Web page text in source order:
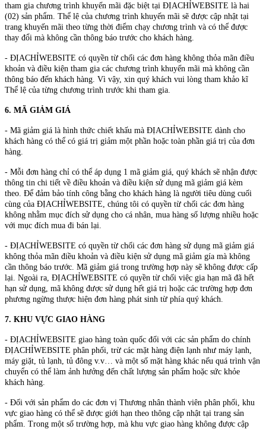
tham gia chương trình khuyến mãi đặc biệt tại ĐỊACHỈWEBSITE là hai
(02) sản phẩm. Thể lệ của chương trình khuyến mãi sẽ được cập nhật tại
trang khuyến mãi theo từng thời điểm chạy chương trình và có thể được
thay đổi mà không cần thông báo trước cho khách hàng.
- ĐỊACHỈWEBSITE có quyền từ chối các đơn hàng không thỏa mãn điều
khoản và điều kiện tham gia các chương trình khuyến mãi mà không cần
thông báo đến khách hàng. Vì vậy, xin quý khách vui lòng tham khảo kĩ
Thể lệ của từng chương trình trước khi tham gia.
6. MÃ GIẢM GIÁ
- Mã giảm giá là hình thức chiết khấu mà ĐỊACHỈWEBSITE dành cho
khách hàng có thể có giá trị giảm một phần hoặc toàn phần giá trị của đơn
hàng.
- Mỗi đơn hàng chỉ có thể áp dụng 1 mã giảm giá, quý khách sẽ nhận được
thông tin chi tiết về điều khoản và điều kiện sử dụng mã giảm giá kèm
theo. Để đảm bảo tính công bằng cho khách hàng là người tiêu dùng cuối
cùng của ĐỊACHỈWEBSITE, chúng tôi có quyền từ chối các đơn hàng
không nhằm mục đích sử dụng cho cá nhân, mua hàng số lượng nhiều hoặc
với mục đích mua đi bán lại.
- ĐỊACHỈWEBSITE có quyền từ chối các đơn hàng sử dụng mã giảm giá
không thỏa mãn điều khoản và điều kiện sử dụng mã giảm gía mà không
cần thông báo trước. Mã giảm giá trong trường hợp này sẽ không được cấp
lại. Ngoài ra, ĐỊACHỈWEBSITE có quyền từ chối việc gia hạn mã đã hết
hạn sử dụng, mã không được sử dụng hết giá trị hoặc các trường hợp đơn
phương ngừng thược hiện đơn hàng phát sinh từ phía quý khách.
7. KHU VỰC GIAO HÀNG
- ĐỊACHỈWEBSITE giao hàng toàn quốc đối với các sản phẩm do chính
ĐỊACHỈWEBSITE phân phối, trừ các mặt hàng điện lạnh như máy lạnh,
máy giặt, tủ lạnh, tủ đông v.v… và một số mặt hàng khác nếu quá trình vận
chuyển có thể làm ảnh hưởng đến chất lượng sản phẩm hoặc sức khỏe
khách hàng.
- Đối với sản phẩm do các đơn vị Thương nhân thành viên phân phối, khu
vực giao hàng có thể sẽ được giới hạn theo thông cập nhật tại trang sản
phẩm. Trong một số trường hợp, mà khu vực giao hàng không được cập